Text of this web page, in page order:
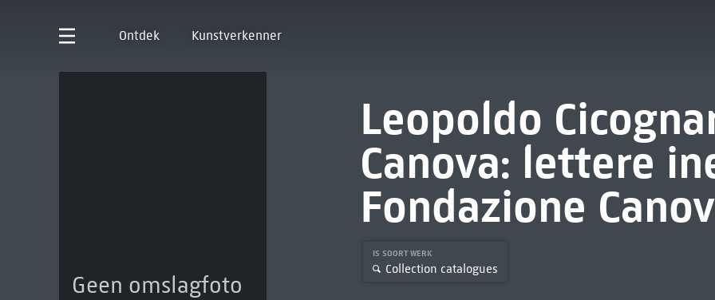
Ontdek Kunstverkenner
Geen omslagfoto
Leopoldo
Canova: lettere
Fondazione
IS SOORT WERK
Collection catalogues